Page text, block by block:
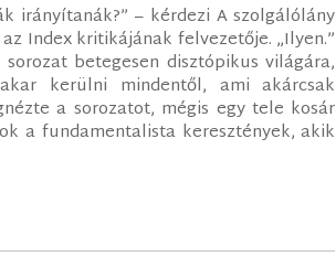
irányítanák?” – kérdezi A szolgálólány
Index kritikájának felvezetője. „Ilyen.”
betegesen disztópikus világára,
kerülni mindentől, ami akárcsak
a sorozatot, mégis egy tele kosár
a fundamentalista keresztények, akik